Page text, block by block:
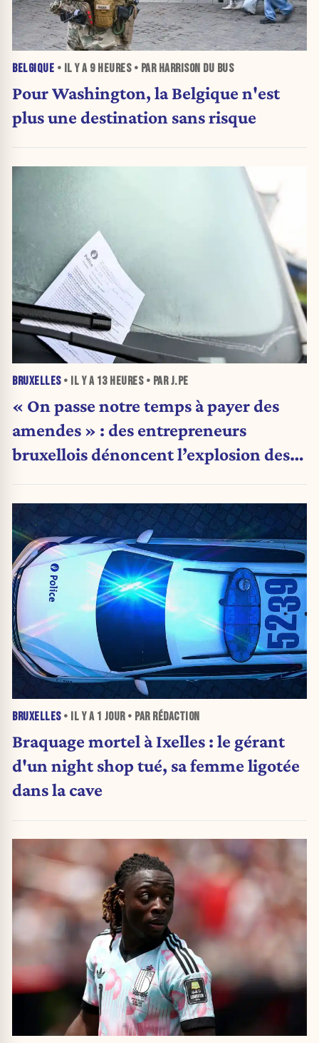
BELGIQUE • IL Y A 9 HEURES• PAR HARRISON DU BUS
Pour Washington, la Belgique n'est
plus une destination sans risque
BRUXELLES• IL Y A 13 HEURES• PAR J.PE
« On passe notre temps à payer des
amendes » : des entrepreneurs
bruxellois dénoncent l’explosion des
BRUXELLES• IL Y A 1 JOUR• PAR RÉDACTION
Braquage mortel à Ixelles : le gérant
d'un night shop tué, sa femme ligotée
dans la cave